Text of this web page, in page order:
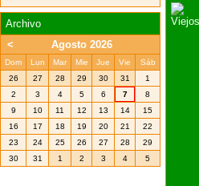
Archivo
<
Agosto 2026
Dom Lun Mar Mie Jue Vie
Sáb
26
27 28 29 30 31
1
2
3 4 5 6 7
8
9
10 11 12 13 14
15
16
17 18 19 20 21
22
23
24 25 26 27 28
29
30
31 1 2 3 4 5